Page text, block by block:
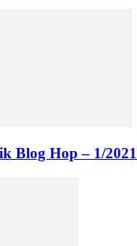
Blog Hop – 1/2021